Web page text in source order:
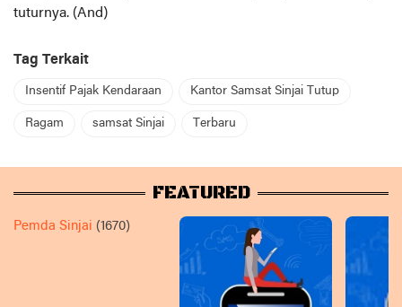
tuturnya. (And)
Tag Terkait
Insentif Pajak Kendaraan Kantor Samsat Sinjai Tutup
Ragam samsat Sinjai Terbaru
FEATURED
Pemda Sinjai (1670)